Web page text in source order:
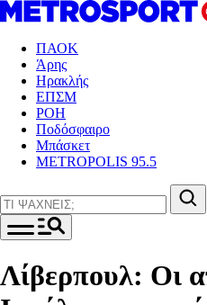
ΠΑΟΚ
Άρης
Ηρακλής
ΕΠΣΜ
ΡΟΗ
Ποδόσφαιρο
Μπάσκετ
METROPOLIS 95.5
Λίβερπουλ: Οι